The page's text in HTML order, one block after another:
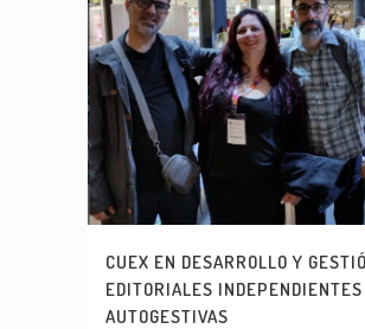
CUEX EN DESARROLLO Y
EDITORIALES
AUTOGESTIVAS